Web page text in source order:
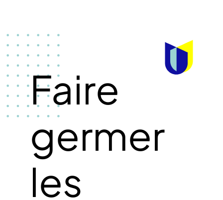
Faire
germer
les